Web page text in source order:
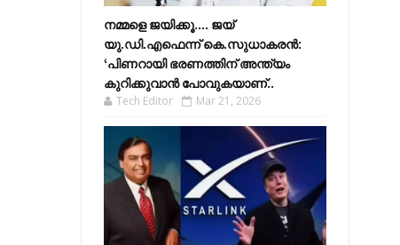
നമ്മളെ ജയിക്കൂ.... ജയ്
യു.ഡി.എഫെന്ന് കെ.സുധാകരൻ:
‘പിണറായി ഭരണത്തിന് അന്ത്യം
കുറിക്കുവാൻ പോവുകയാണ്..
Tech Editor Mar 21, 2026